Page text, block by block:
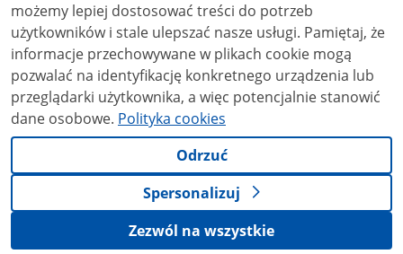
możemy lepiej dostosować treści do potrzeb
użytkowników i stale ulepszać nasze usługi. Pamiętaj, że
informacje przechowywane w plikach cookie mogą
pozwalać na identyfikację konkretnego urządzenia lub
przeglądarki użytkownika, a więc potencjalnie stanowić
dane osobowe. Polityka cookies
Odrzuć
Spersonalizuj
Zezwól na wszystkie